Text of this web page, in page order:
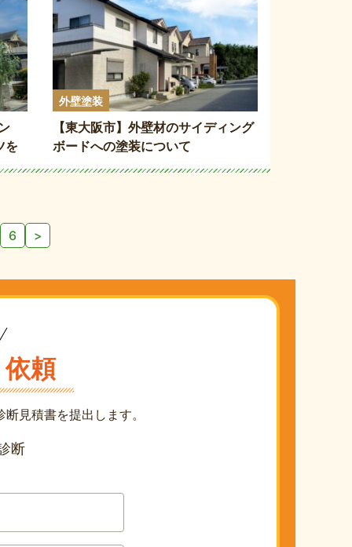
を
外壁塗装
【東大阪市】外壁材のサイディング
ボードへの塗装について
6 >
頼
見積書を提出します。
断